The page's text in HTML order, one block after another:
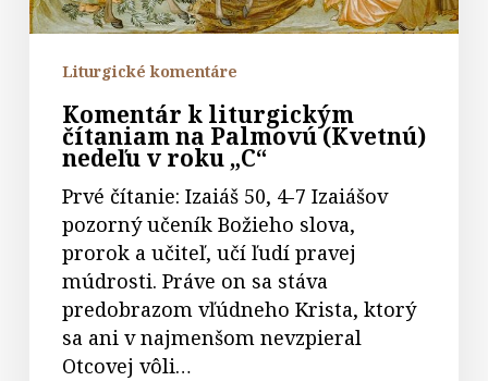
Liturgické komentáre
Komentár k liturgickým
čítaniam na Palmovú (Kvetnú)
nedeľu v roku „C“
Prvé čítanie: Izaiáš 50, 4-7 Izaiášov
pozorný učeník Božieho slova,
prorok a učiteľ, učí ľudí pravej
múdrosti. Práve on sa stáva
predobrazom vľúdneho Krista, ktorý
sa ani v najmenšom nevzpieral
Otcovej vôli…